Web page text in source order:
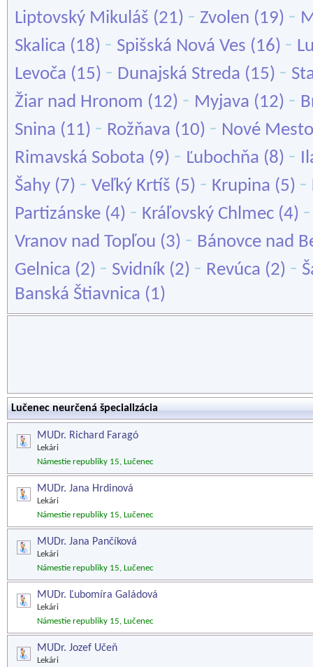
Liptovský Mikuláš (21) - Zvolen (19) -
Skalica (18) - Spišská Nová Ves (16) -
Levoča (15) - Dunajská Streda (15) -
Žiar nad Hronom (12) - Myjava (12) -
Snina (11) - Rožňava (10) - Nové
Rimavská Sobota (9) - Ľubochňa (8) -
Šahy (7) - Veľký Krtíš (5) - Krupina (5) -
Partizánske (4) - Kráľovský Chlmec (4)
Vranov nad Topľou (3) - Bánovce nad
Gelnica (2) - Svidník (2) - Revúca (2) -
Banská Štiavnica (1)
Lučenec neurčená špecializácia
MUDr. Richard Faragó
Lekári
Námestie republiky 15, Lučenec
MUDr. Jana Hrdinová
Lekári
Námestie republiky 15, Lučenec
MUDr. Jana Pančíková
Lekári
Námestie republiky 15, Lučenec
MUDr. Ľubomíra Galádová
Lekári
Námestie republiky 15, Lučenec
MUDr. Jozef Učeň
Lekári